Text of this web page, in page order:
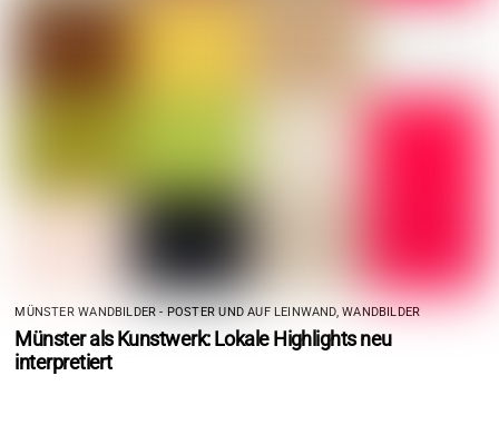
MÜNSTER WANDBILDER - POSTER UND AUF LEINWAND,WANDBILDER
Münster als Kunstwerk: Lokale Highlights neu
interpretiert